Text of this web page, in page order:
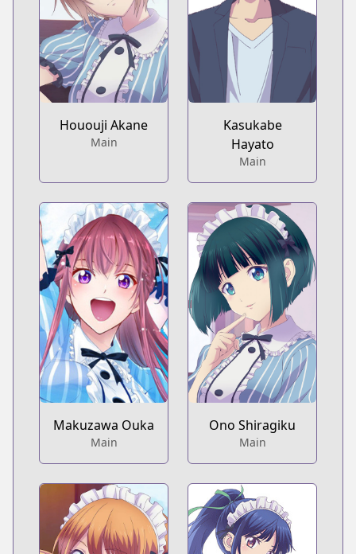
Hououji Akane
Main
Kasukabe
Hayato
Main
Makuzawa Ouka
Main
Ono Shiragiku
Main